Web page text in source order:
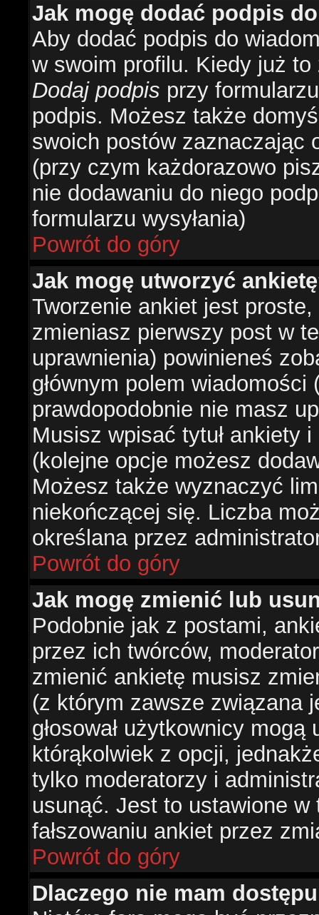
Jak mogę dodać podpis
Aby dodać podpis do
w swoim profilu. Kiedy już
Dodaj podpis przy
podpis. Możesz także
swoich postów zaznaczając
(przy czym każdorazowo
nie dodawaniu do niego
formularzu wysyłania)
Powrót do góry
Jak mogę utworzyć
Tworzenie ankiet jest
zmieniasz pierwszy post w
uprawnienia) powinieneś
głównym polem
prawdopodobnie nie masz
Musisz wpisać tytuł ankiety
(kolejne opcje możesz
Możesz także wyznaczyć
niekończącej się. Liczba
określana przez
Powrót do góry
Jak mogę zmienić lub
Podobnie jak z postami,
przez ich twórców,
zmienić ankietę musisz
(z którym zawsze związana
głosował użytkownicy
którąkolwiek z opcji,
tylko moderatorzy i
usunąć. Jest to ustawione
fałszowaniu ankiet przez
Powrót do góry
Dlaczego nie mam